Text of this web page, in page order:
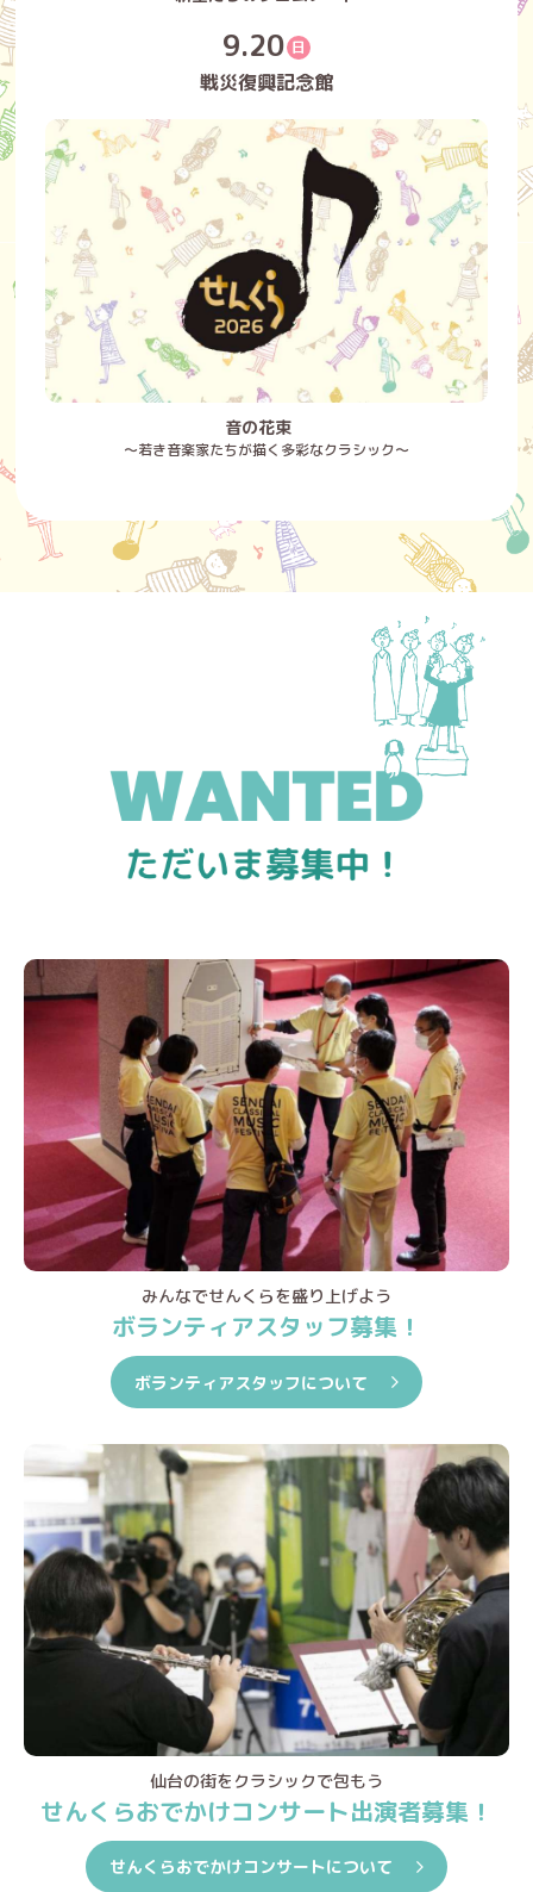
9.20 日
戦災復興記念館
音の花束
～若き音楽家たちが描く多彩なクラシック～
みんなでせんくらを盛り上げよう
ボランティアスタッフ募集！
ボランティアスタッフについて
仙台の街をクラシックで包もう
せんくらおでかけコンサート出演者募集！
せんくらおでかけコンサートについて